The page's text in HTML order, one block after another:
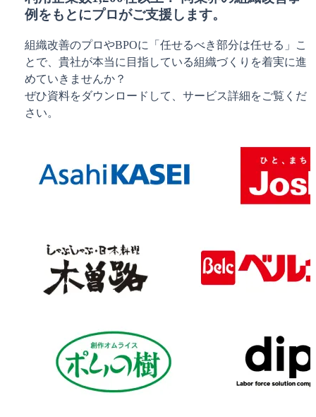
例をもとにプロがご支援します。
組織改善のプロやBPOに「任せるべき部分は任せる」こ
とで、貴社が本当に目指している組織づくりを着実に進
めていきませんか？
ぜひ資料をダウンロードして、サービス詳細をご覧くだ
さい。